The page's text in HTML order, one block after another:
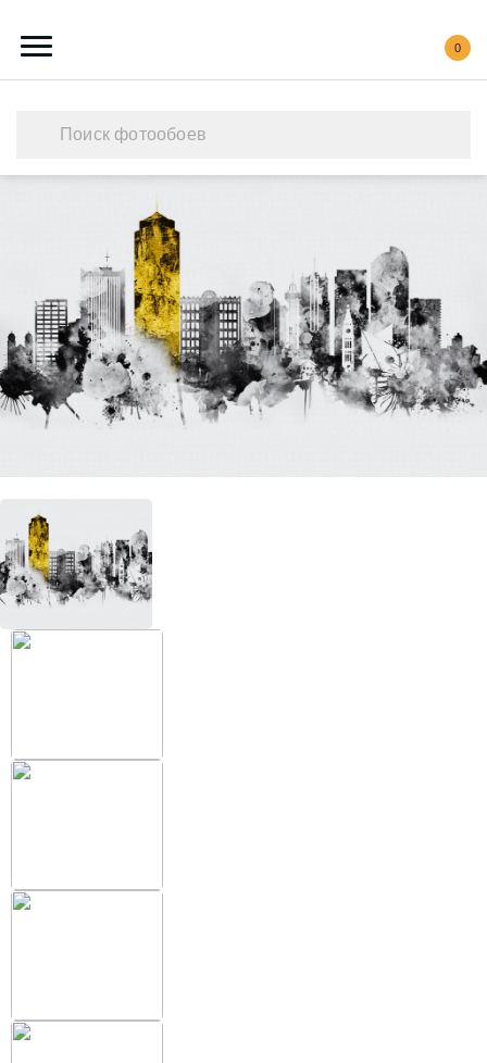
0
Каталог обоев
Наши работы
Создать свои фотообои
Акции
О нас
Контакты
+38 (097) 151 87 57
Избранное